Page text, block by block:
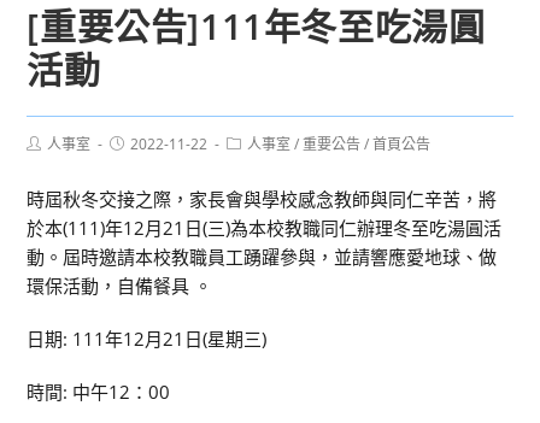
[重要公告]111年冬至吃湯圓
活動
Post人事室
Post2022-11-22
Post人事室 / 重要公告 / 首頁公告
時屆秋冬交接之際，家長會與學校感念教師與同仁辛苦，將
於本(111)年12月21日(三)為本校教職同仁辦理冬至吃湯圓活
動。屆時邀請本校教職員工踴躍參與，並請響應愛地球、做
環保活動，自備餐具 。
日期: 111年12月21日(星期三)
時間: 中午12：00